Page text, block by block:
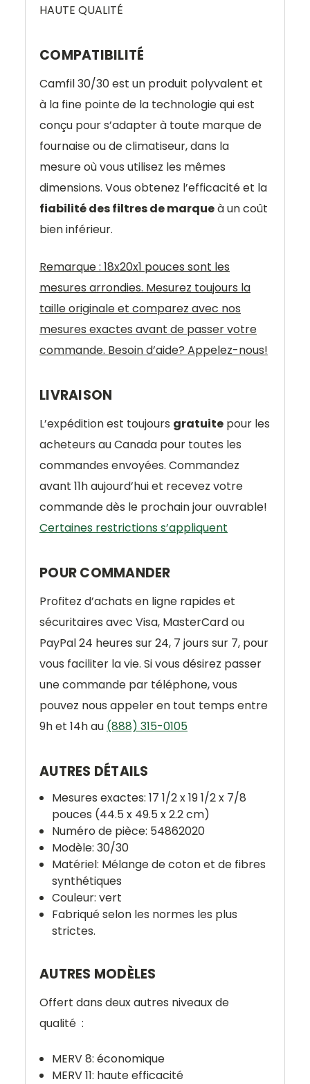
HAUTE QUALITÉ
COMPATIBILITÉ
Camfil 30/30 est un produit polyvalent et
à la fine pointe de la technologie qui est
conçu pour s’adapter à toute marque de
fournaise ou de climatiseur, dans la
mesure où vous utilisez les mêmes
dimensions. Vous obtenez l’efficacité et la
fiabilité des filtres de marqueà un coût
bien inférieur.
Remarque : 18x20x1 pouces sont les
mesures arrondies. Mesurez toujours la
taille originale et comparez avec nos
mesures exactes avant de passer votre
commande. Besoin d’aide? Appelez-nous!
LIVRAISON
L’expédition est toujours gratuite pour les
acheteurs au Canada pour toutes les
commandes envoyées. Commandez
avant 11h aujourd’hui et recevez votre
commande dès le prochain jour ouvrable!
Certaines restrictions s’appliquent
POUR COMMANDER
Profitez d’achats en ligne rapides et
sécuritaires avec Visa, MasterCard ou
PayPal 24 heures sur 24, 7 jours sur 7, pour
vous faciliter la vie. Si vous désirez passer
une commande par téléphone, vous
pouvez nous appeler en tout temps entre
9h et 14h au (888) 315-0105
AUTRES DÉTAILS
Mesures exactes: 17 1/2 x 19 1/2 x 7/8
pouces (44.5 x 49.5 x 2.2 cm)
Numéro de pièce: 54862020
Modèle: 30/30
Matériel: Mélange de coton et de fibres
synthétiques
Couleur: vert
Fabriqué selon les normes les plus
strictes.
AUTRES MODÈLES
Offert dans deux autres niveaux de
qualité :
MERV 8: économique
MERV 11: haute efficacité